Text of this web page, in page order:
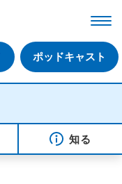
ポッドキャスト
知る